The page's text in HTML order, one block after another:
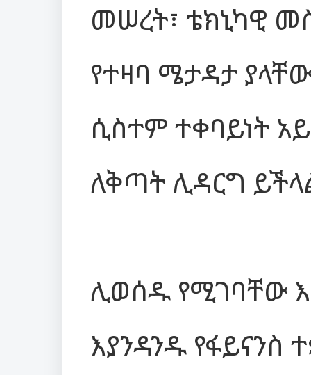
መሠረት፣ ቴክኒካዊ
የተዛባ ሜታዳታ
ሲስተም ተቀባይነት
ለቅጣት ሊዳርግ
ሊወሰዱ የሚገባቸው
እያንዳንዱ የፋይናንስ